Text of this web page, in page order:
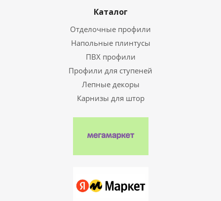
Каталог
Отделочные профили
Напольные плинтусы
ПВХ профили
Профили для ступеней
Лепные декоры
Карнизы для штор